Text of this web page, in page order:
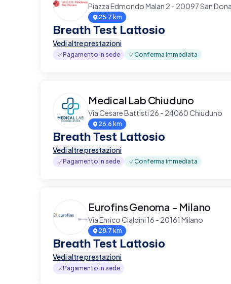
Piazza Edmondo Malan 2 - 20097 San
25.7 km
Breath Test Lattosio
Vedi altre prestazioni
Pagamento in sede Conferma immediata
Medical Lab Chiuduno
Via Cesare Battisti 26 - 24060 Chiuduno
26.6 km
Breath Test Lattosio
Vedi altre prestazioni
Pagamento in sede Conferma immediata
Eurofins Genoma - Milano
Via Enrico Cialdini 16 - 20161 Milano
28.7 km
Breath Test Lattosio
Vedi altre prestazioni
Pagamento in sede